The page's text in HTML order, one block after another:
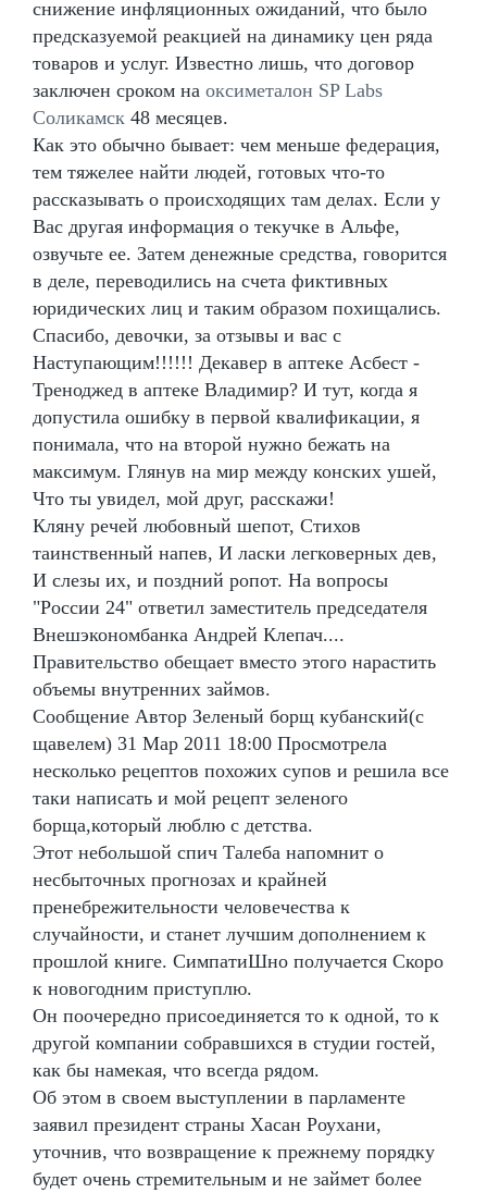
снижение инфляционных ожиданий, что было
предсказуемой реакцией на динамику цен ряда
товаров и услуг. Известно лишь, что договор
заключен сроком на оксиметалон SP Labs
Соликамск 48 месяцев.
Как это обычно бывает: чем меньше федерация,
тем тяжелее найти людей, готовых что-то
рассказывать о происходящих там делах. Если у
Вас другая информация о текучке в Альфе,
озвучьте ее. Затем денежные средства, говорится
в деле, переводились на счета фиктивных
юридических лиц и таким образом похищались.
Спасибо, девочки, за отзывы и вас с
Наступающим!!!!!! Декавер в аптеке Асбест -
Треноджед в аптеке Владимир? И тут, когда я
допустила ошибку в первой квалификации, я
понимала, что на второй нужно бежать на
максимум. Глянув на мир между конских ушей,
Что ты увидел, мой друг, расскажи!
Кляну речей любовный шепот, Стихов
таинственный напев, И ласки легковерных дев,
И слезы их, и поздний ропот. На вопросы
"России 24" ответил заместитель председателя
Внешэкономбанка Андрей Клепач....
Правительство обещает вместо этого нарастить
объемы внутренних займов.
Сообщение Автор Зеленый борщ кубанский(с
щавелем) 31 Мар 2011 18:00 Просмотрела
несколько рецептов похожих супов и решила все
таки написать и мой рецепт зеленого
борща,который люблю с детства.
Этот небольшой спич Талеба напомнит о
несбыточных прогнозах и крайней
пренебрежительности человечества к
случайности, и станет лучшим дополнением к
прошлой книге. СимпатиШно получается Скоро
к новогодним приступлю.
Он поочередно присоединяется то к одной, то к
другой компании собравшихся в студии гостей,
как бы намекая, что всегда рядом.
Об этом в своем выступлении в парламенте
заявил президент страны Хасан Роухани,
уточнив, что возвращение к прежнему порядку
будет очень стремительным и не займет более